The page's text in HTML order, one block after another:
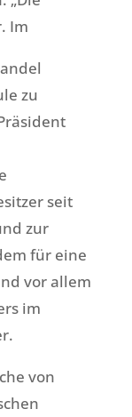
Im
zu
seit
zur
für eine
vor allem
im
von